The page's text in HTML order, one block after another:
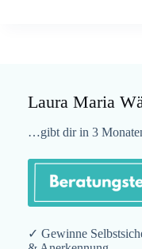
Laura Maria
…gibt dir in 3
✓ Gewinne